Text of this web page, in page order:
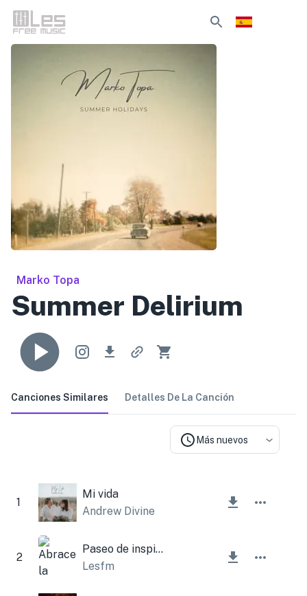
Marko Topa
Summer Delirium
Canciones Similares Detalles De La Canción
Más nuevos
1
Mi vida
Andrew Divine
2
Paseo de inspiración
Lesfm